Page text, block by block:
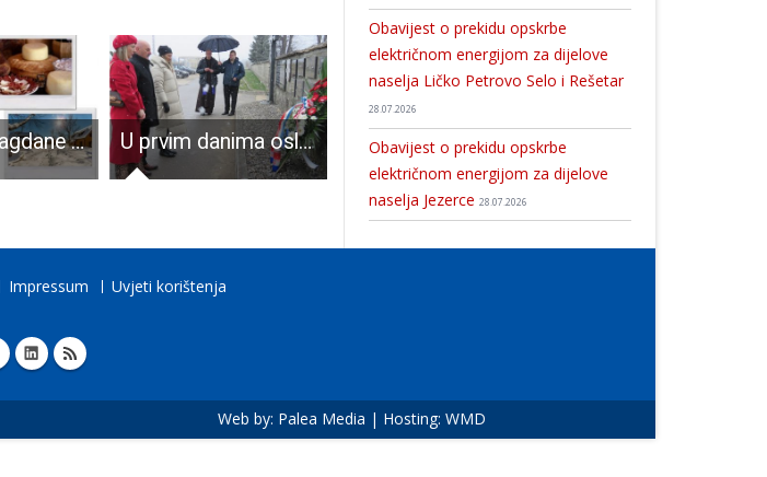
Za ljepše blagdane – posjeti Liku i pokloni Lika Quality proizvode U prvim danima oslobođenja Gospića partizani su pobili na tisuće ljudi!!! Koncertom Brkova i gospićke grupe DC5 u petak 5.srpnja starta ovogodišnji GROCKS
Obavijest o prekidu opskrbe
električnom energijom za dijelove
naselja Ličko Petrovo Selo i Rešetar
28.07.2026
Obavijest o prekidu opskrbe
električnom energijom za dijelove
naselja Jezerce 28.07.2026
Impressum Uvjeti korištenja
Web by: Palea Media | Hosting: WMD